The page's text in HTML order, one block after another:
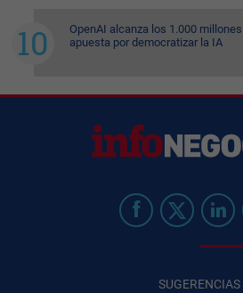
OpenAI alcanza los 1.000
apuesta por democratizar la IA
SUGERENCIAS